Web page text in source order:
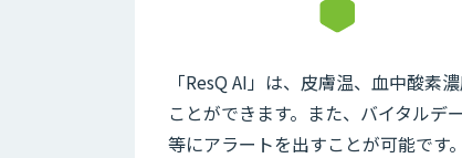
「ResQ AI」は、皮膚温、血中酸
ことができます。また、バイタル
等にアラートを出すことが可能です。